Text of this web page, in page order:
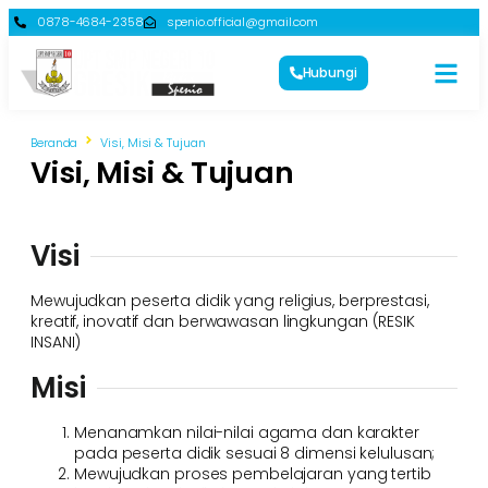
0878-4684-2358 spenio.official@gmail.com
Hubungi
Beranda Visi, Misi & Tujuan
Visi, Misi & Tujuan
Visi
Mewujudkan peserta didik yang religius, berprestasi,
kreatif, inovatif dan berwawasan lingkungan (RESIK
INSANI)
Misi
Menanamkan nilai-nilai agama dan karakter
pada peserta didik sesuai 8 dimensi kelulusan;
Mewujudkan proses pembelajaran yang tertib